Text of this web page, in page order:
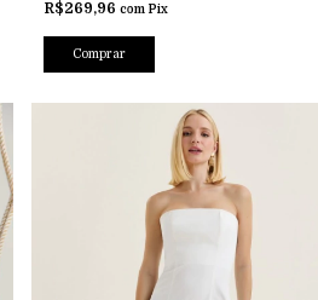
R$269,96com Pix
Comprar